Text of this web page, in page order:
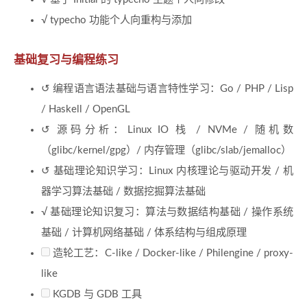
√ typecho 功能个人向重构与添加
基础复习与编程练习
↺ 编程语言语法基础与语言特性学习：Go / PHP / Lisp
/ Haskell / OpenGL
↺ 源码分析：Linux IO 栈 / NVMe / 随机数
（glibc/kernel/gpg）/ 内存管理（glibc/slab/jemalloc）
↺ 基础理论知识学习：Linux 内核理论与驱动开发 / 机
器学习算法基础 / 数据挖掘算法基础
√ 基础理论知识复习：算法与数据结构基础 / 操作系统
基础 / 计算机网络基础 / 体系结构与组成原理
造轮工艺：C-like / Docker-like / Philengine / proxy-
like
KGDB 与 GDB 工具